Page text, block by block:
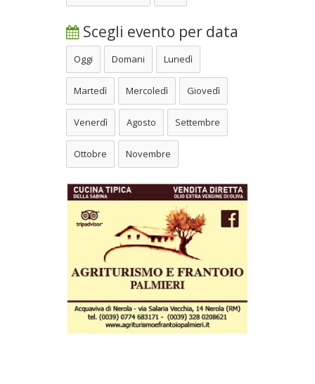
Scegli evento per data
Oggi Domani Lunedì
Martedì Mercoledì Giovedì
Venerdì Agosto Settembre
Ottobre Novembre